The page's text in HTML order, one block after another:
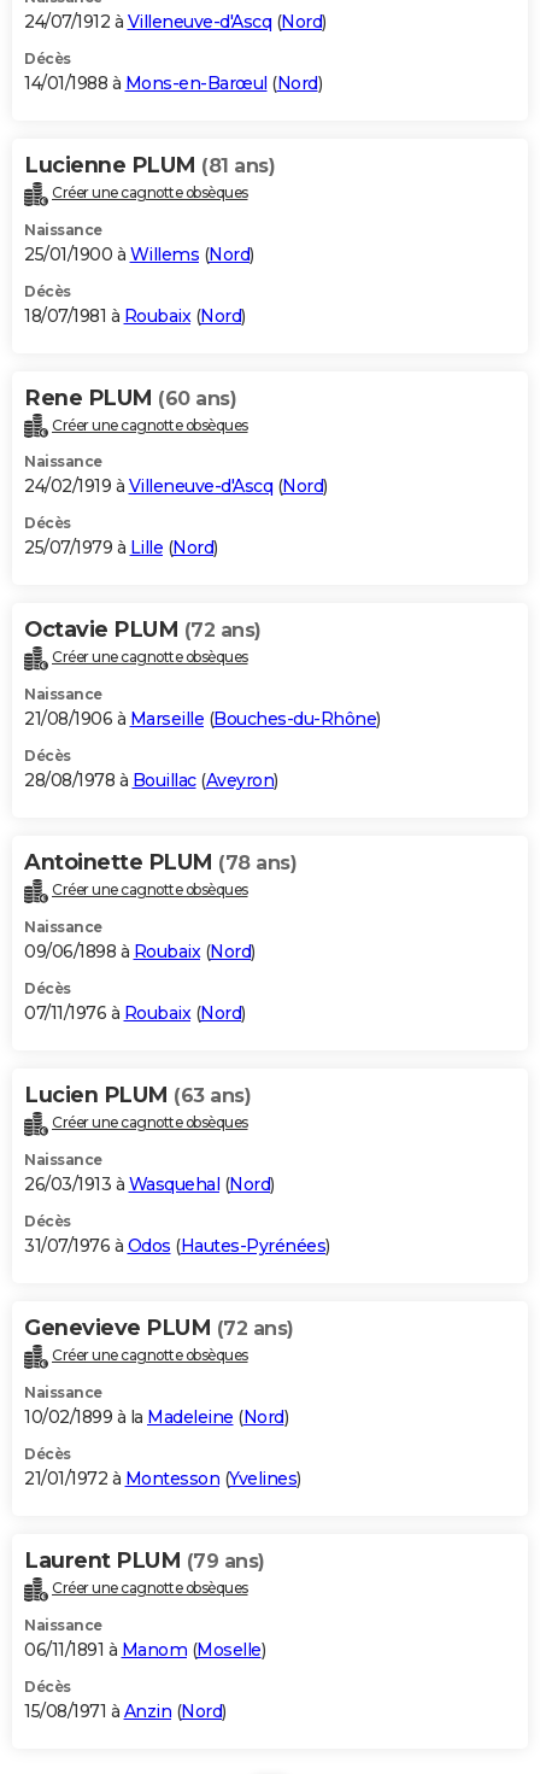
24/07/1912 à Villeneuve-d'Ascq (Nord)
Décès
14/01/1988 à Mons-en-Barœul (Nord)
Lucienne PLUM (81 ans)
Créer une cagnotte obsèques
Naissance
25/01/1900 à Willems (Nord)
Décès
18/07/1981 à Roubaix (Nord)
Rene PLUM (60 ans)
Créer une cagnotte obsèques
Naissance
24/02/1919 à Villeneuve-d'Ascq (Nord)
Décès
25/07/1979 à Lille (Nord)
Octavie PLUM (72 ans)
Créer une cagnotte obsèques
Naissance
21/08/1906 à Marseille (Bouches-du-Rhône)
Décès
28/08/1978 à Bouillac(Aveyron)
Antoinette PLUM (78 ans)
Créer une cagnotte obsèques
Naissance
09/06/1898 à Roubaix(Nord)
Décès
07/11/1976 à Roubaix(Nord)
Lucien PLUM (63 ans)
Créer une cagnotte obsèques
Naissance
26/03/1913 à Wasquehal (Nord)
Décès
31/07/1976 à Odos (Hautes-Pyrénées)
Genevieve PLUM (72 ans)
Créer une cagnotte obsèques
Naissance
10/02/1899 à la Madeleine (Nord)
Décès
21/01/1972 à Montesson (Yvelines)
Laurent PLUM (79 ans)
Créer une cagnotte obsèques
Naissance
06/11/1891 à Manom (Moselle)
Décès
15/08/1971 à Anzin (Nord)